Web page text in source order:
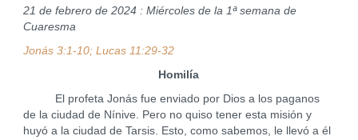
21 de febrero de 2024 : Miércoles de la 1ª semana de
Cuaresma
Jonás 3:1-10; Lucas 11:29-32
Homilía
El profeta Jonás fue enviado por Dios a los paganos
de la ciudad de Nínive. Pero no quiso tener esta misión y
huyó a la ciudad de Tarsis. Esto, como sabemos, le llevó a él